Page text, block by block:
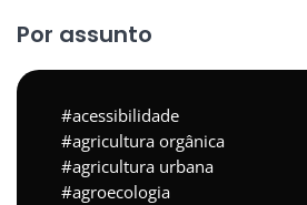
Por assunto
acessibilidade
agricultura orgânica
agricultura urbana
agroecologia